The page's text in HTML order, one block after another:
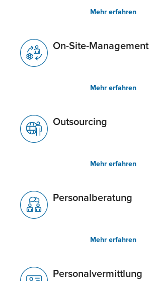
Mehr erfahren
On-Site-Management
Mehr erfahren
Outsourcing
Mehr erfahren
Personalberatung
Mehr erfahren
Personalvermittlung